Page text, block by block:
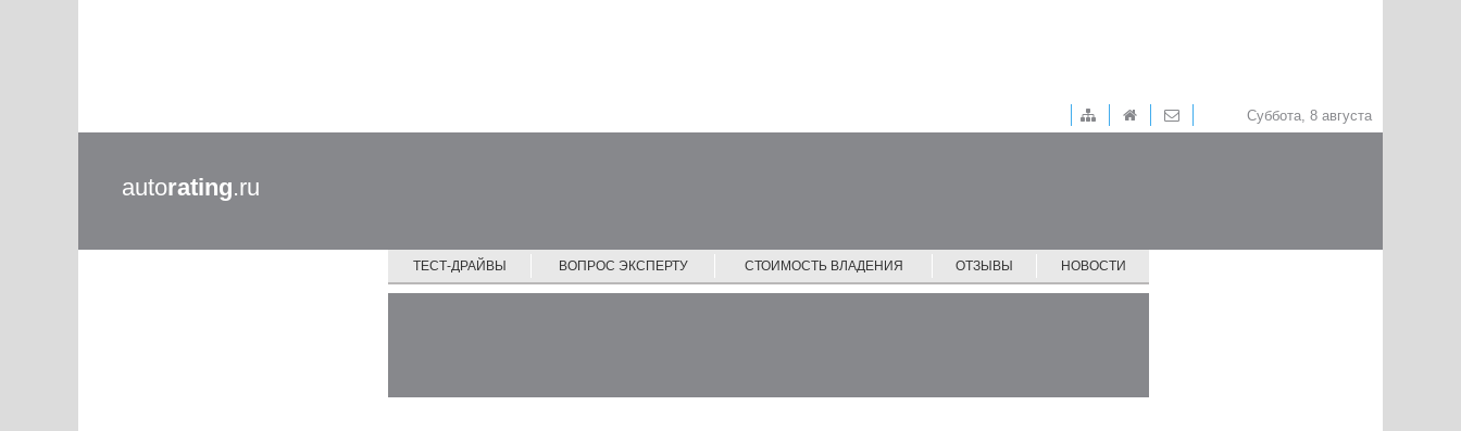
Суббота, 8 августа
autorating.ru
ТЕСТ-ДРАЙВЫ ВОПРОС ЭКСПЕРТУ СТОИМОСТЬ ВЛАДЕНИЯ ОТЗЫВЫ НОВОСТИ